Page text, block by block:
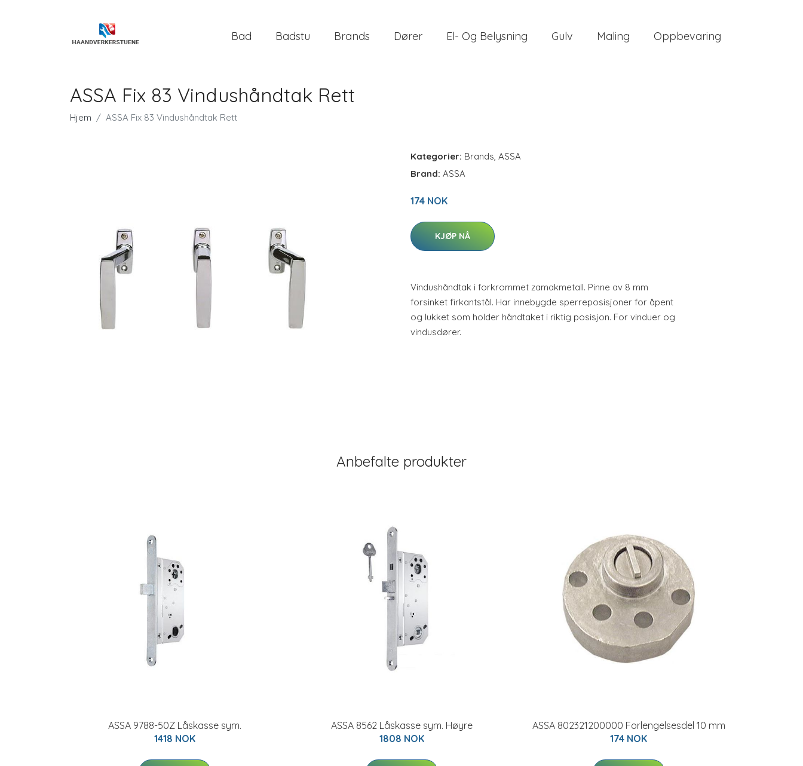
Bad Badstu Brands Dører El- Og Belysning Gulv Maling Oppbevaring
ASSA Fix 83 Vindushåndtak Rett
Hjem ASSA Fix 83 Vindushåndtak Rett
Kategorier: Brands, ASSA
Brand: ASSA
174 NOK
KJØP NÅ
Vindushåndtak i forkrommet zamakmetall. Pinne av 8 mm
forsinket firkantstål. Har innebygde sperreposisjoner for åpent
og lukket som holder håndtaket i riktig posisjon. For vinduer og
vindusdører.
Anbefalte produkter
ASSA 9788-50Z Låskasse sym.
1418 NOK
ASSA 8562 Låskasse sym. Høyre
1808 NOK
ASSA 802321200000 Forlengelsesdel 10 mm
174 NOK